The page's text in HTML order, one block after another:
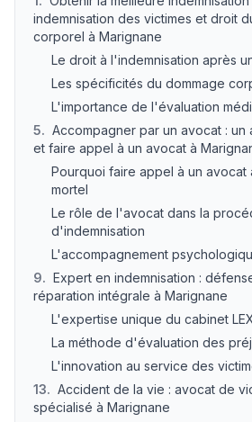
indemnisation des victimes et droit
corporel à Marignane
Le droit à l'indemnisation après
Les spécificités du dommage
L'importance de l'évaluation
5. Accompagner par un avocat :
et faire appel à un avocat à
Pourquoi faire appel à un avocat
mortel
Le rôle de l'avocat dans la
d'indemnisation
L'accompagnement
9. Expert en indemnisation :
réparation intégrale à Marignane
L'expertise unique du cabinet
La méthode d'évaluation des
L'innovation au service des
13. Accident de la vie : avocat de
spécialisé à Marignane